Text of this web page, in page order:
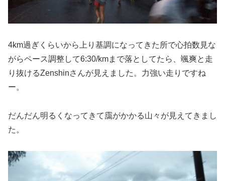
4km過ぎくらいから上り基調になってきた所で心拍数見な
がらペース調整して6:30/kmまで落としてたら、颯爽と走
り抜けるZenshinさんが見えました。力強い走りですね
ー。
だんだん明るくなってきて靄がかかる山々が見えてきまし
た。